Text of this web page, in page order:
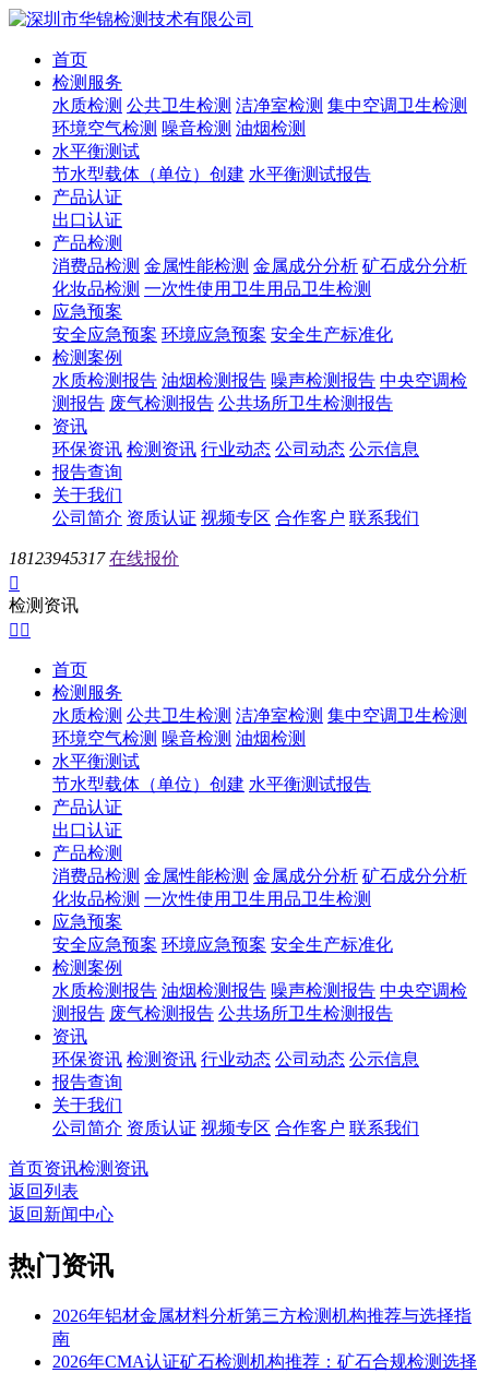
首页
检测服务
水质检测 公共卫生检测 洁净室检测 集中空调卫生检测
环境空气检测 噪音检测 油烟检测
水平衡测试
节水型载体（单位）创建 水平衡测试报告
产品认证
出口认证
产品检测
消费品检测 金属性能检测 金属成分分析 矿石成分分析
化妆品检测 一次性使用卫生用品卫生检测
应急预案
安全应急预案 环境应急预案 安全生产标准化
检测案例
水质检测报告 油烟检测报告 噪声检测报告 中央空调检
测报告 废气检测报告 公共场所卫生检测报告
资讯
环保资讯 检测资讯 行业动态 公司动态 公示信息
报告查询
关于我们
公司简介 资质认证 视频专区 合作客户 联系我们
18123945317 在线报价

检测资讯
 
首页
检测服务
水质检测 公共卫生检测 洁净室检测 集中空调卫生检测
环境空气检测 噪音检测 油烟检测
水平衡测试
节水型载体（单位）创建 水平衡测试报告
产品认证
出口认证
产品检测
消费品检测 金属性能检测 金属成分分析 矿石成分分析
化妆品检测 一次性使用卫生用品卫生检测
应急预案
安全应急预案 环境应急预案 安全生产标准化
检测案例
水质检测报告 油烟检测报告 噪声检测报告 中央空调检
测报告 废气检测报告 公共场所卫生检测报告
资讯
环保资讯 检测资讯 行业动态 公司动态 公示信息
报告查询
关于我们
公司简介 资质认证 视频专区 合作客户 联系我们
首页资讯检测资讯
返回列表
返回新闻中心
热门资讯
2026年铝材金属材料分析第三方检测机构推荐与选择指
南
2026年CMA认证矿石检测机构推荐：矿石合规检测选择